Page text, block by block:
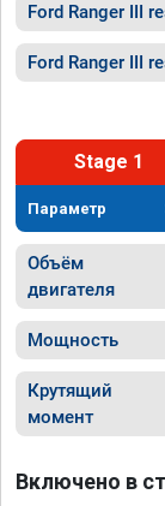
Ford Ranger III
Ford Ranger III
Stage 1
Параметр
Объём
двигателя
Мощность
Крутящий
момент
Включено в